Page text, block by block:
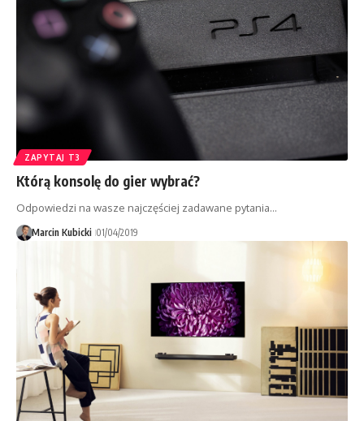
ZAPYTAJ T3
Którą konsolę do gier wybrać?
Odpowiedzi na wasze najczęściej zadawane pytania…
Marcin Kubicki 01/04/2019